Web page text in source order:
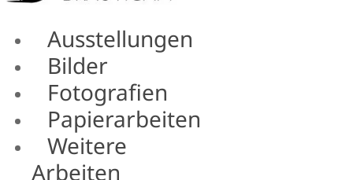
Menü
Ausstellungen
Bilder
Fotografien
Papierarbeiten
Weitere
Arbeiten